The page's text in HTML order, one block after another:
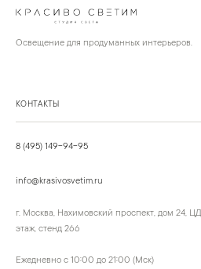
Освещение для продуманных интерьеров.
КОНТАКТЫ
8 (495) 149-94-95
info@krasivosvetim.ru
г. Москва, Нахимовский проспект, дом 24,
этаж, стенд 266
Ежедневно с 10:00 до 21:00 (Мск)